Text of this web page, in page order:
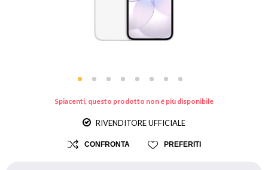
Spiacenti, questo prodotto non é più disponibile
RIVENDITORE UFFICIALE
CONFRONTA PREFERITI